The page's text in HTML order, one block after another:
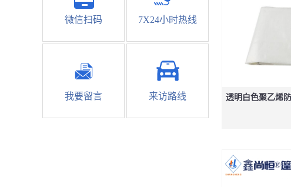
微信扫码 7X24小时热线
我要留言 来访路线 透明白色聚乙烯